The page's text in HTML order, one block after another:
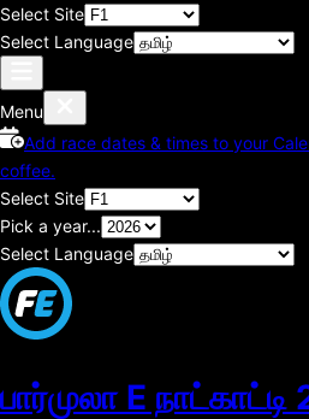
Select Site
Select Language
Menu
Add race dates & times to your
coffee.
Select Site
Pick a year...
Select Language
பார்முலா E நாட்காட்டி